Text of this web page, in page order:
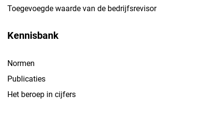
Toegevoegde waarde van de bedrijfsrevisor
Kennisbank
Normen
Publicaties
Het beroep in cijfers